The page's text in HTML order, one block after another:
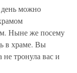
можно
Ныне же посему
в храме. Вы
тронула вас и